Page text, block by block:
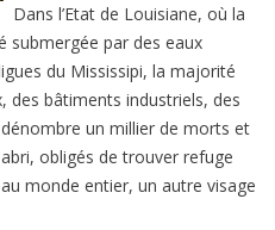
Dans l’Etat de Louisiane, où la
submergée par des eaux
du Mississipi, la majorité
des bâtiments industriels, des
un millier de morts et
obligés de trouver refuge
monde entier, un autre visage